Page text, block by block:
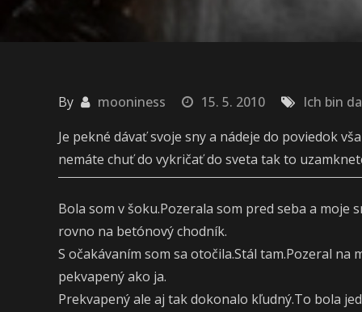
By mooniness 15. 5. 2010 Ich bin
Je pekné dávať svoje sny a nádeje do poviedok
nemáte chuť do vykričať do sveta tak to
Bola som v šoku.Pozerala som pred seba a moje
rovno na betónový chodník.
S očakávaním som sa otočila.Stál tam.Pozeral na
pekvapený ako ja.
Prekvapený ale aj tak dokonalo kľudný.To bola